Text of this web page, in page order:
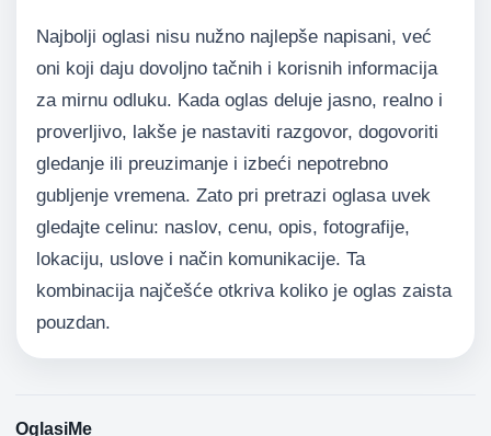
Najbolji oglasi nisu nužno najlepše napisani, već
oni koji daju dovoljno tačnih i korisnih informacija
za mirnu odluku. Kada oglas deluje jasno, realno i
proverljivo, lakše je nastaviti razgovor, dogovoriti
gledanje ili preuzimanje i izbeći nepotrebno
gubljenje vremena. Zato pri pretrazi oglasa uvek
gledajte celinu: naslov, cenu, opis, fotografije,
lokaciju, uslove i način komunikacije. Ta
kombinacija najčešće otkriva koliko je oglas zaista
pouzdan.
OglasiMe